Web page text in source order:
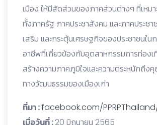
เมือง ให้มีสัดส่วนของภาคส่วนต่างๆ ที่เหม
ทั้งภาครัฐ ภาคประชาสังคม และภาคประช
เสริม และกระตุ้นเศรษฐกิจของประชาชนใ
อาชีพที่เกี่ยวข้องกับอุตสาหกรรมการท่อง
สร้างความภาคภูมิใจและความตระหนักถึ
ทางวัฒนธรรมของเมืองเก่า
ที่มา :facebook.com/
เมื่อวันที่ :20 มิถุนายน 2565